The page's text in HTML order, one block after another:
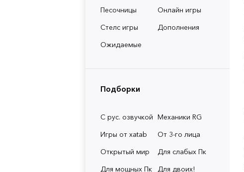
Песочницы
Онлайн игры
Стелс игры
Дополнения
Ожидаемые
Подборки
С рус. озвучкой Механики RG
Игры от xatab
От 3-го лица
Открытый мир
Для слабых Пк
Для мощных Пк
Для двоих!